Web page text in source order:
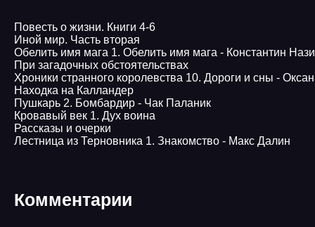
Повесть о жизни. Книги 4-6
Иной мир. Часть вторая
Обелить имя мага 1. Обелить имя мага - Константин
При загадочных обстоятельствах
Хроники странного королевства 10. Дороги и сны -
Находка на Калландер
Пушкарь 2. Бомбардир - Чак Паланик
Кровавый век 1. Дух воина
Рассказы и очерки
Лестница из Терновника 1. Знакомство - Макс Далин
Комментарии